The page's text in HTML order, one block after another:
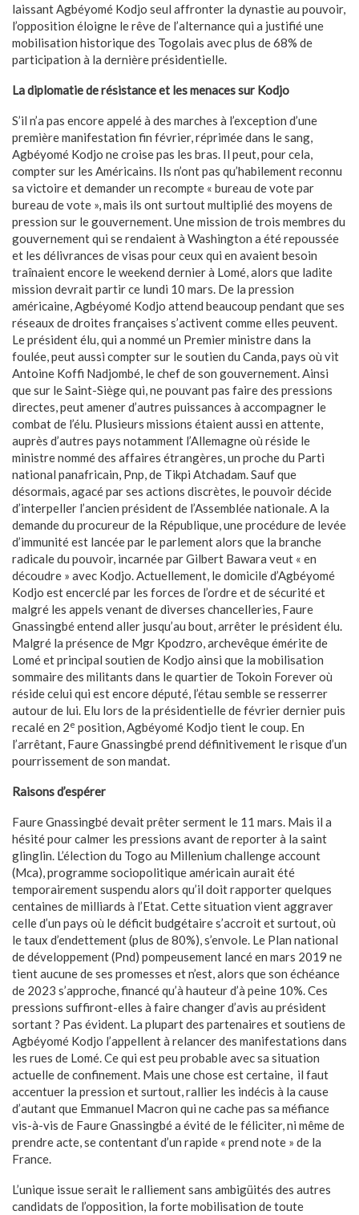
laissant Agbéyomé Kodjo seul affronter la dynastie au pouvoir,
l’opposition éloigne le rêve de l’alternance qui a justifié une
mobilisation historique des Togolais avec plus de 68% de
participation à la dernière présidentielle.
La diplomatie de résistance et les menaces sur Kodjo
S’il n’a pas encore appelé à des marches à l’exception d’une
première manifestation fin février, réprimée dans le sang,
Agbéyomé Kodjo ne croise pas les bras. Il peut, pour cela,
compter sur les Américains. Ils n’ont pas qu’habilement reconnu
sa victoire et demander un recompte « bureau de vote par
bureau de vote », mais ils ont surtout multiplié des moyens de
pression sur le gouvernement. Une mission de trois membres du
gouvernement qui se rendaient à Washington a été repoussée
et les délivrances de visas pour ceux qui en avaient besoin
traînaient encore le weekend dernier à Lomé, alors que ladite
mission devrait partir ce lundi 10 mars. De la pression
américaine, Agbéyomé Kodjo attend beaucoup pendant que ses
réseaux de droites françaises s’activent comme elles peuvent.
Le président élu, qui a nommé un Premier ministre dans la
foulée, peut aussi compter sur le soutien du Canda, pays où vit
Antoine Koffi Nadjombé, le chef de son gouvernement. Ainsi
que sur le Saint-Siège qui, ne pouvant pas faire des pressions
directes, peut amener d’autres puissances à accompagner le
combat de l’élu. Plusieurs missions étaient aussi en attente,
auprès d’autres pays notamment l’Allemagne où réside le
ministre nommé des affaires étrangères, un proche du Parti
national panafricain, Pnp, de Tikpi Atchadam. Sauf que
désormais, agacé par ses actions discrètes, le pouvoir décide
d’interpeller l’ancien président de l’Assemblée nationale. A la
demande du procureur de la République, une procédure de levée
d’immunité est lancée par le parlement alors que la branche
radicale du pouvoir, incarnée par Gilbert Bawara veut « en
découdre » avec Kodjo. Actuellement, le domicile d’Agbéyomé
Kodjo est encerclé par les forces de l’ordre et de sécurité et
malgré les appels venant de diverses chancelleries, Faure
Gnassingbé entend aller jusqu’au bout, arrêter le président élu.
Malgré la présence de Mgr Kpodzro, archevêque émérite de
Lomé et principal soutien de Kodjo ainsi que la mobilisation
sommaire des militants dans le quartier de Tokoin Forever où
réside celui qui est encore député, l’étau semble se resserrer
autour de lui. Elu lors de la présidentielle de février dernier puis
recalé en 2e position, Agbéyomé Kodjo tient le coup. En
l’arrêtant, Faure Gnassingbé prend définitivement le risque d’un
pourrissement de son mandat.
Raisons d’espérer
Faure Gnassingbé devait prêter serment le 11 mars. Mais il a
hésité pour calmer les pressions avant de reporter à la saint
glinglin. L’élection du Togo au Millenium challenge account
(Mca), programme sociopolitique américain aurait été
temporairement suspendu alors qu’il doit rapporter quelques
centaines de milliards à l’Etat. Cette situation vient aggraver
celle d’un pays où le déficit budgétaire s’accroit et surtout, où
le taux d’endettement (plus de 80%), s’envole. Le Plan national
de développement (Pnd) pompeusement lancé en mars 2019 ne
tient aucune de ses promesses et n’est, alors que son échéance
de 2023 s’approche, financé qu’à hauteur d’à peine 10%. Ces
pressions suffiront-elles à faire changer d’avis au président
sortant ? Pas évident. La plupart des partenaires et soutiens de
Agbéyomé Kodjo l’appellent à relancer des manifestations dans
les rues de Lomé. Ce qui est peu probable avec sa situation
actuelle de confinement. Mais une chose est certaine, il faut
accentuer la pression et surtout, rallier les indécis à la cause
d’autant que Emmanuel Macron qui ne cache pas sa méfiance
vis-à-vis de Faure Gnassingbé a évité de le féliciter, ni même de
prendre acte, se contentant d’un rapide « prend note » de la
France.
L’unique issue serait le ralliement sans ambigüités des autres
candidats de l’opposition, la forte mobilisation de toute